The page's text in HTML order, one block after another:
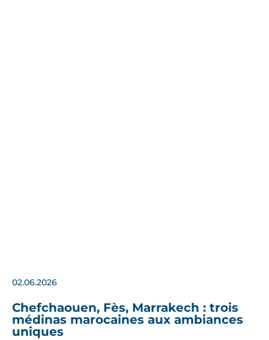
02.06.2026
Chefchaouen, Fès, Marrakech : trois
médinas marocaines aux ambiances
uniques